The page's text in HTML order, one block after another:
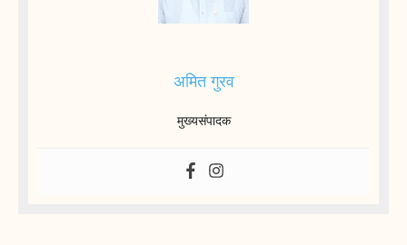
अमित गुरव
मुख्यसंपादक